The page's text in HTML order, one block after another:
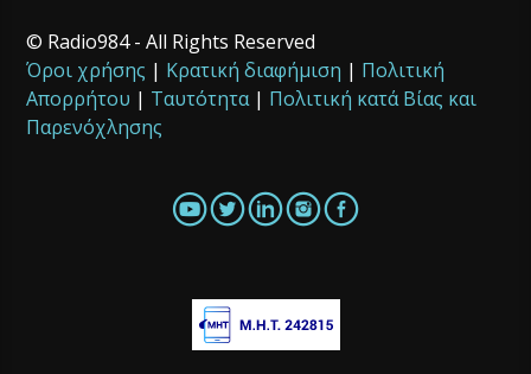
© Radio984 - All Rights Reserved
Όροι χρήσης | Κρατική διαφήμιση | Πολιτική
Απορρήτου | Ταυτότητα| Πολιτική κατά Βίας και
Παρενόχλησης